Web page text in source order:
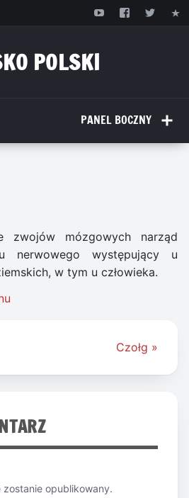
POLSKI
PANEL BOCZNY
zwojów mózgowych narząd
nerwowego występujący u
w tym u człowieka.
Czołg »
zostanie opublikowany.